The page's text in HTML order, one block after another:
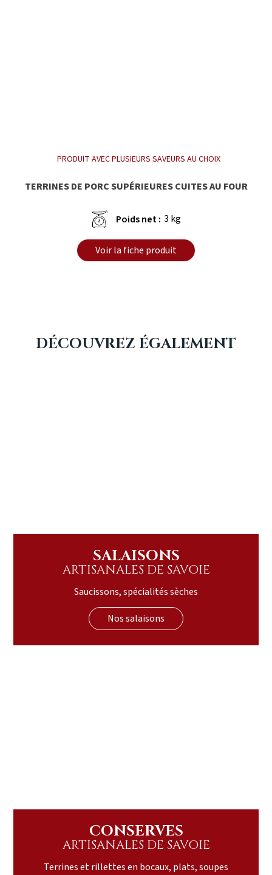
PRODUIT AVEC PLUSIEURS SAVEURS AU CHOIX
TERRINES DE PORC SUPÉRIEURES CUITES AU FOUR
Poids net : 3 kg
Voir la fiche produit
DÉCOUVREZ ÉGALEMENT
SALAISONS
ARTISANALES DE SAVOIE
Saucissons, spécialités sèches
Nos salaisons
CONSERVES
ARTISANALES DE SAVOIE
Terrines et rillettes en bocaux, plats, soupes